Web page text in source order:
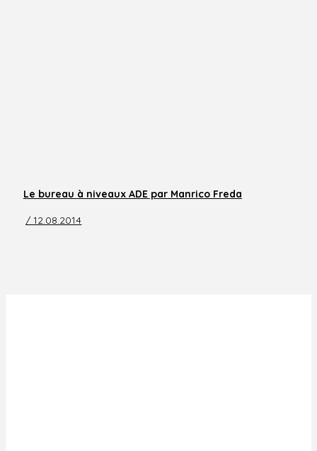
Le bureau à niveaux ADE par Manrico Freda
/ 12.08.2014